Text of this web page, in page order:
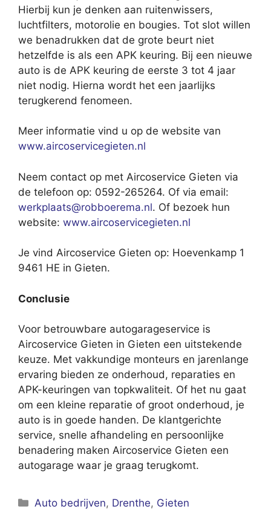
Hierbij kun je denken aan ruitenwissers,
luchtfilters, motorolie en bougies. Tot slot willen
we benadrukken dat de grote beurt niet
hetzelfde is als een APK keuring. Bij een nieuwe
auto is de APK keuring de eerste 3 tot 4 jaar
niet nodig. Hierna wordt het een jaarlijks
terugkerend fenomeen.
Meer informatie vind u op de website van
www.aircoservicegieten.nl
Neem contact op met Aircoservice Gieten via
de telefoon op: 0592-265264. Of via email:
werkplaats@robboerema.nl. Of bezoek hun
website: www.aircoservicegieten.nl
Je vind Aircoservice Gieten op: Hoevenkamp 1
9461 HE in Gieten.
Conclusie
Voor betrouwbare autogarageservice is
Aircoservice Gieten in Gieten een uitstekende
keuze. Met vakkundige monteurs en jarenlange
ervaring bieden ze onderhoud, reparaties en
APK-keuringen van topkwaliteit. Of het nu gaat
om een kleine reparatie of groot onderhoud, je
auto is in goede handen. De klantgerichte
service, snelle afhandeling en persoonlijke
benadering maken Aircoservice Gieten een
autogarage waar je graag terugkomt.
Categorieën
Auto bedrijven, Drenthe, Gieten